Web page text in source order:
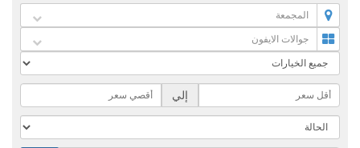
المجمعة
جوالات الايفون
إلي